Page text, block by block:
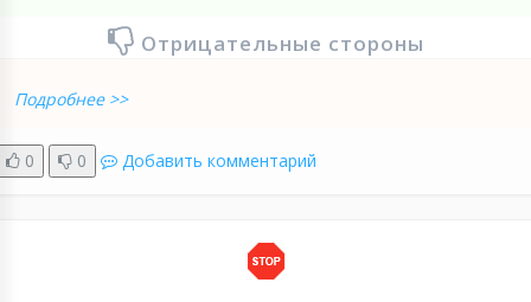
Отрицательные стороны
Подробнее >>
0 0 Добавить комментарий